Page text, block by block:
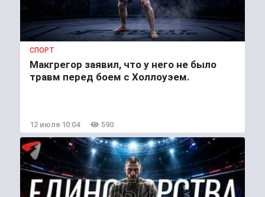
СПОРТ
Макгрегор заявил, что у него не было
травм перед боем с Холлоуэем.
12 июля 10:04 590